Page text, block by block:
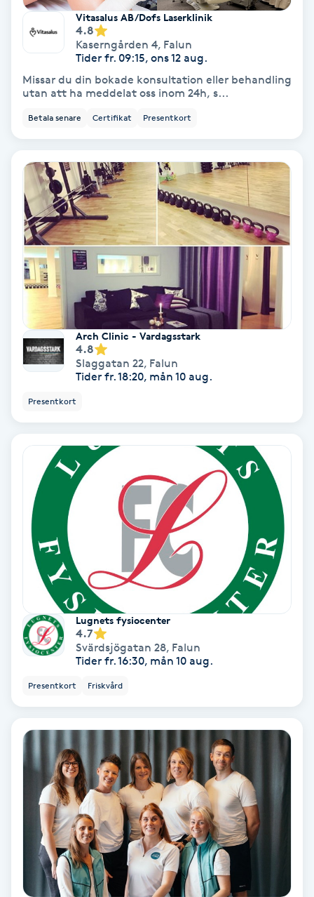
Fransförlängning Volym
Fransk manikyr
Fransrengöring
Frekvensterapi
Friskvård
Friskvårdsmassage
Frisör
Funktionsanalys
Färgning
Föning
Gelenaglar
Gellack
Gellack med förstärkning
Gravidmassage
Gravidyoga
Gruppträning
Gua Sha-massage
Hatha Yoga
Headspa
Healing
Herrklippning
Vitasalus AB/Dofs Laserklinik
4.8
Kaserngården 4, Falun
Tider fr. 09:15, ons 12 aug.
Missar du din bokade konsultation eller behandling
utan att ha meddelat oss inom 24h, s...
Betala senare Certifikat Presentkort
Arch Clinic - Vardagsstark
4.8
Slaggatan 22, Falun
Tider fr. 18:20, mån 10 aug.
Presentkort
Lugnets fysiocenter
4.7
Svärdsjögatan 28, Falun
Tider fr. 16:30, mån 10 aug.
Presentkort Friskvård